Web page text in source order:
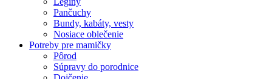
Pančuchy
Bundy, kabáty, vesty
Nosiace oblečenie
Potreby pre mamičky
Pôrod
Súpravy do porodnice